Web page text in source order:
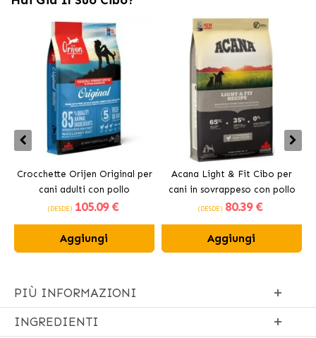
Crocchette Orijen Original per
cani adulti con pollo
(DESDE) 105.09 €
Aggiungi
Acana Light & Fit Cibo per
cani in sovrappeso con pollo
fresco
(DESDE) 80.39 €
Aggiungi
PIÙ INFORMAZIONI
INGREDIENTI